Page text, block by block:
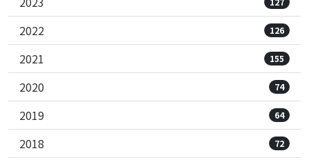
2022 126
2021 155
2020 74
2019 64
2018 72